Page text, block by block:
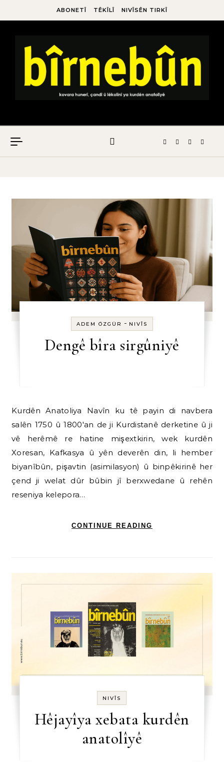
ABONETÎ TÊKÎLÎ NIVÎSÊN TIRKÎ
ADEM ÖZGÜR - NIVÎS
Dengê bîra sirgûniyê
Kurdên Anatoliya Navîn ku tê payin di navbera
salên 1750 û 1800'an de ji Kurdistanê derketine û ji
vê herêmê re hatine mişextkirin, wek kurdên
Xoresan, Kafkasya û yên deverên din, li hember
biyanîbûn, pişavtin (asimilasyon) û binpêkirinê her
çend ji welat dûr bûbin jî berxwedane û rehên
reseniya kelepora…
CONTINUE READING
NIVÎS
Hêjayîya xebata kurdên
anatolîyê